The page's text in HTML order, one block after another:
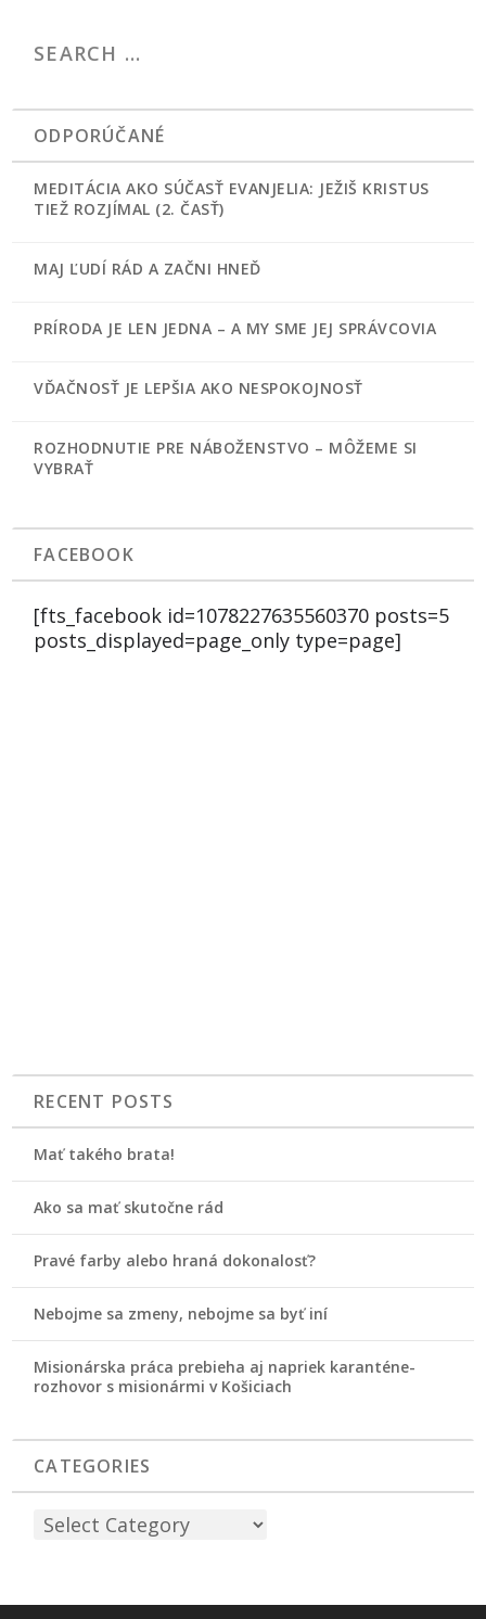
ODPORÚČANÉ
MEDITÁCIA AKO SÚČASŤ EVANJELIA: JEŽIŠ KRISTUS
TIEŽ ROZJÍMAL (2. ČASŤ)
MAJ ĽUDÍ RÁD A ZAČNI HNEĎ
PRÍRODA JE LEN JEDNA – A MY SME JEJ SPRÁVCOVIA
VĎAČNOSŤ JE LEPŠIA AKO NESPOKOJNOSŤ
ROZHODNUTIE PRE NÁBOŽENSTVO – MÔŽEME SI
VYBRAŤ
FACEBOOK
[fts_facebook id=1078227635560370 posts=5
posts_displayed=page_only type=page]
RECENT POSTS
Mať takého brata!
Ako sa mať skutočne rád
Pravé farby alebo hraná dokonalosť?
Nebojme sa zmeny, nebojme sa byť iní
Misionárska práca prebieha aj napriek karanténe-
rozhovor s misionármi v Košiciach
CATEGORIES